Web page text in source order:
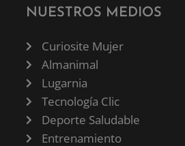
NUESTROS MEDIOS
Curiosite Mujer
Almanimal
Lugarnia
Tecnología Clic
Deporte Saludable
Entrenamiento